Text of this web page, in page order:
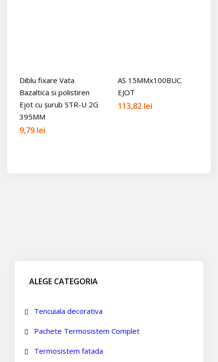
Diblu fixare Vata
Bazaltica si polistiren
Ejot cu șurub STR-U 2G
395MM
9,79 lei
AS 15MMx100BUC.
EJOT
113,82 lei
ALEGE CATEGORIA
Tencuiala decorativa
Pachete Termosistem Complet
Termosistem fatada